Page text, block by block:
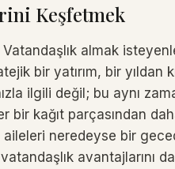
Keşfetmek
Vatandaşlık almak
bir yatırım, bir yıldan
ilgili değil; bu aynı
bir kağıt parçasından
neredeyse bir
avantajlarını